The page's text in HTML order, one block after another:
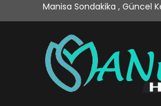
Manisa Sondakika , Güncel